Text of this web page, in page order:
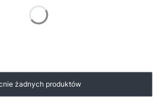
żadnych produktów